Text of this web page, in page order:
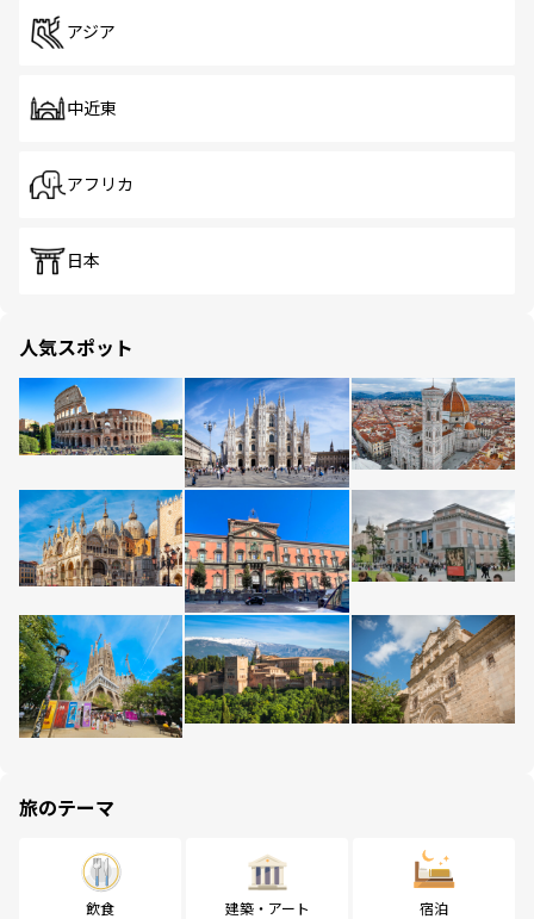
アジア
中近東
アフリカ
日本
人気スポット
旅のテーマ
飲食 建築・アート 宿泊